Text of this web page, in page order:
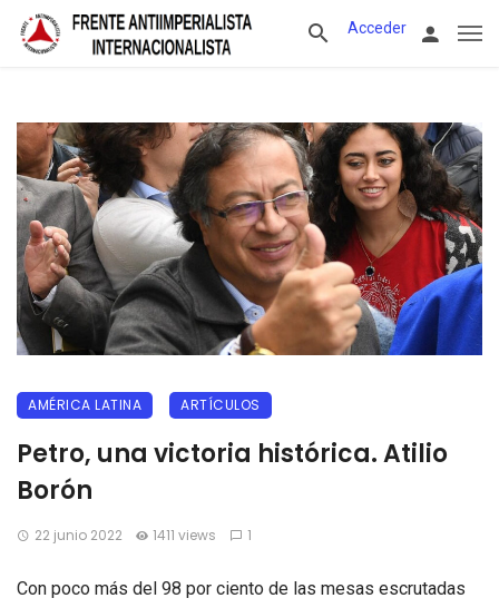
Acceder
AMÉRICA LATINA ARTÍCULOS
Petro, una victoria histórica. Atilio
Borón
22 junio 2022 1411 views 1
Con poco más del 98 por ciento de las mesas escrutadas